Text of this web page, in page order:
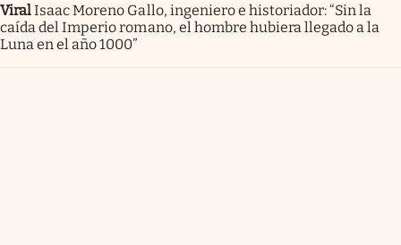
ViralIsaac Moreno Gallo, ingeniero e historiador: “Sin la
caída del Imperio romano, el hombre hubiera llegado a la
Luna en el año 1000”